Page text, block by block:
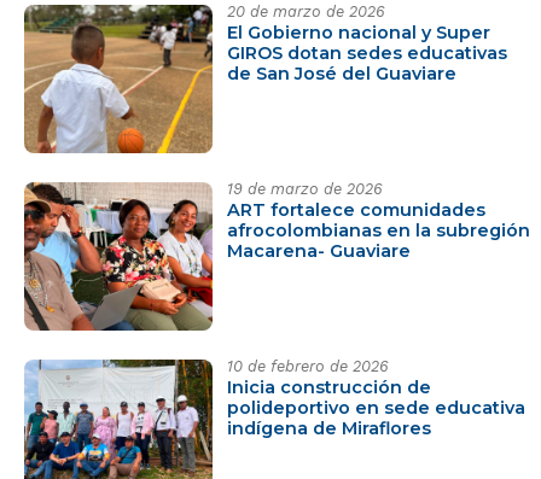
20 de marzo de 2026
El Gobierno nacional y Super
GIROS dotan sedes educativas
de San José del Guaviare
19 de marzo de 2026
ART fortalece comunidades
afrocolombianas en la subregión
Macarena- Guaviare
10 de febrero de 2026
Inicia construcción de
polideportivo en sede educativa
indígena de Miraflores